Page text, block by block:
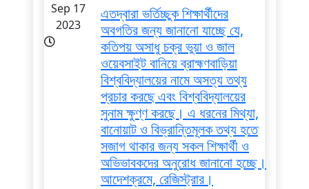
Sep 17
2023
এতদ্বারা ভর্তিচ্ছুক শিক্ষার্থীদের
অবগতির জন্য জানানো যাচ্ছে যে,
কতিপয় অসাধু চক্র ভুয়া ও জাল
ওয়েবসাইট বানিয়ে ব্রাহ্মণবাড়িয়া
বিশ্ববিদ্যালয়ের নামে অসত্য তথ্য
প্রচার করছে এবং বিশ্ববিদ্যালয়ের
সুনাম ক্ষুণ্ণ করছে। এ ধরনের মিথ্যা,
বানোয়াট ও বিভ্রান্তিমূলক তথ্য হতে
সজাগ থাকার জন্য সকল শিক্ষার্থী ও
অভিভাবকদের অনুরোধ জানানো হচ্ছে।
আদেশক্রমে, রেজিস্ট্রার।